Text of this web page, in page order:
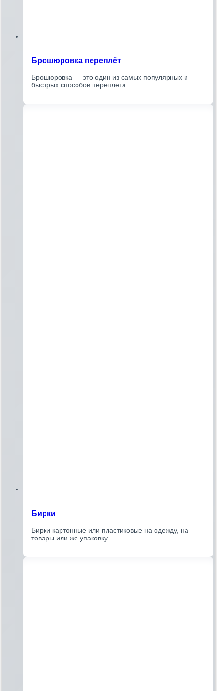
Брошюровка переплёт
Брошюровка — это один из самых популярных и
быстрых способов переплета….
Бирки
Бирки картонные или пластиковые на одежду, на
товары или же упаковку…